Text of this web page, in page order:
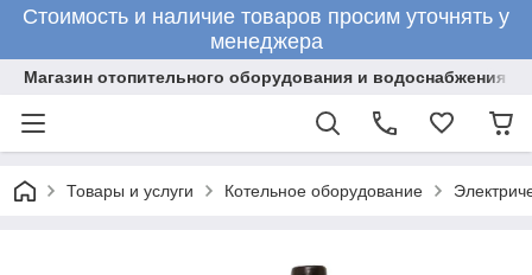
Стоимость и наличие товаров просим уточнять у
менеджера
Магазин отопительного оборудования и водоснабжения
Товары и услуги Котельное оборудование